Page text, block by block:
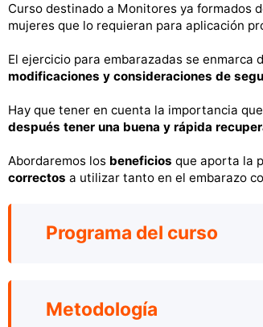
Curso destinado a Monitores ya formados
mujeres que lo requieran para aplicación
El ejercicio para embarazadas se enmarca
modificaciones y consideraciones de
Hay que tener en cuenta la importancia
después tener una buena y rápida
Abordaremos los beneficios que aporta la
correctos a utilizar tanto en el embarazo
Programa del curso
Metodología